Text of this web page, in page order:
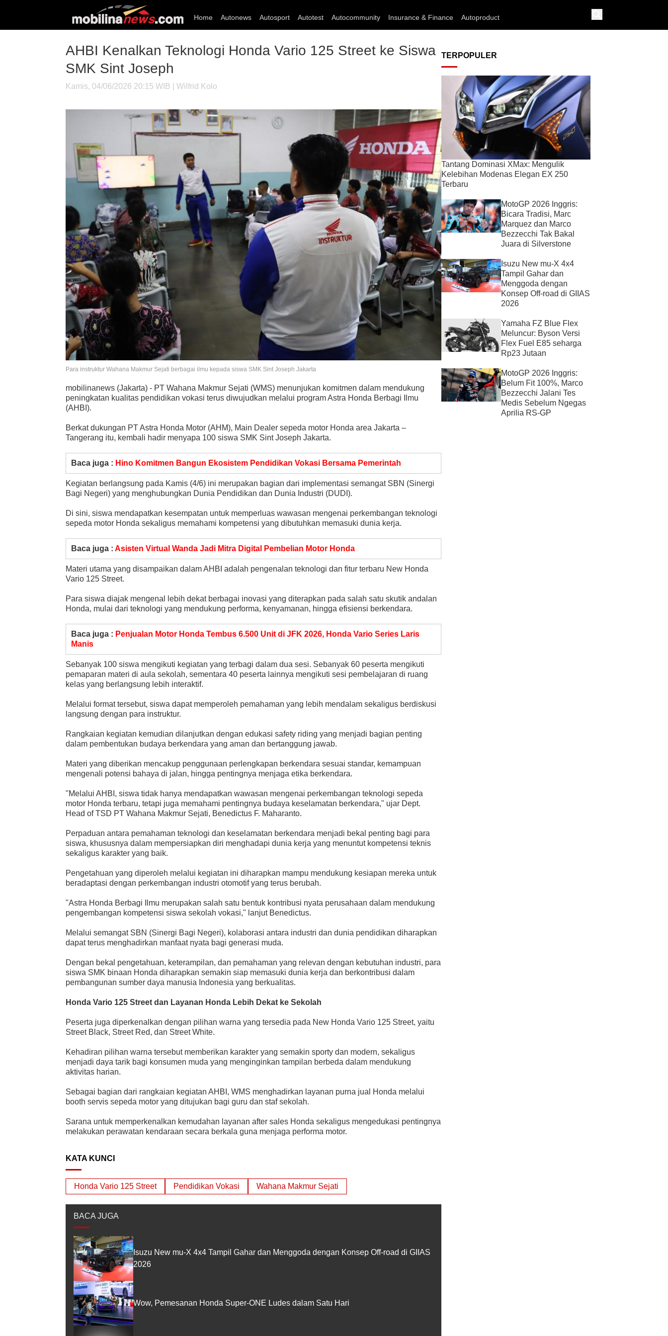
Home Autonews Autosport Autotest Autocommunity Insurance & Finance Autoproduct
AHBI Kenalkan Teknologi Honda Vario 125 Street ke Siswa
SMK Sint Joseph
Kamis, 04/06/2026 20:15 WIB | Wilfrid Kolo
Para instruktur Wahana Makmur Sejati berbagai ilmu kepada siswa SMK Sint Joseph Jakarta
mobilinanews (Jakarta) - PT Wahana Makmur Sejati (WMS) menunjukan komitmen dalam mendukung
peningkatan kualitas pendidikan vokasi terus diwujudkan melalui program Astra Honda Berbagi Ilmu
(AHBI).
Berkat dukungan PT Astra Honda Motor (AHM), Main Dealer sepeda motor Honda area Jakarta –
Tangerang itu, kembali hadir menyapa 100 siswa SMK Sint Joseph Jakarta.
Baca juga : Hino Komitmen Bangun Ekosistem Pendidikan Vokasi Bersama Pemerintah
Kegiatan berlangsung pada Kamis (4/6) ini merupakan bagian dari implementasi semangat SBN (Sinergi
Bagi Negeri) yang menghubungkan Dunia Pendidikan dan Dunia Industri (DUDI).
Di sini, siswa mendapatkan kesempatan untuk memperluas wawasan mengenai perkembangan teknologi
sepeda motor Honda sekaligus memahami kompetensi yang dibutuhkan memasuki dunia kerja.
Baca juga : Asisten Virtual Wanda Jadi Mitra Digital Pembelian Motor Honda
Materi utama yang disampaikan dalam AHBI adalah pengenalan teknologi dan fitur terbaru New Honda
Vario 125 Street.
Para siswa diajak mengenal lebih dekat berbagai inovasi yang diterapkan pada salah satu skutik andalan
Honda, mulai dari teknologi yang mendukung performa, kenyamanan, hingga efisiensi berkendara.
Baca juga : Penjualan Motor Honda Tembus 6.500 Unit di JFK 2026, Honda Vario Series Laris
Manis
Sebanyak 100 siswa mengikuti kegiatan yang terbagi dalam dua sesi. Sebanyak 60 peserta mengikuti
pemaparan materi di aula sekolah, sementara 40 peserta lainnya mengikuti sesi pembelajaran di ruang
kelas yang berlangsung lebih interaktif.
Melalui format tersebut, siswa dapat memperoleh pemahaman yang lebih mendalam sekaligus berdiskusi
langsung dengan para instruktur.
Rangkaian kegiatan kemudian dilanjutkan dengan edukasi safety riding yang menjadi bagian penting
dalam pembentukan budaya berkendara yang aman dan bertanggung jawab.
Materi yang diberikan mencakup penggunaan perlengkapan berkendara sesuai standar, kemampuan
mengenali potensi bahaya di jalan, hingga pentingnya menjaga etika berkendara.
"Melalui AHBI, siswa tidak hanya mendapatkan wawasan mengenai perkembangan teknologi sepeda
motor Honda terbaru, tetapi juga memahami pentingnya budaya keselamatan berkendara," ujar Dept.
Head of TSD PT Wahana Makmur Sejati, Benedictus F. Maharanto.
Perpaduan antara pemahaman teknologi dan keselamatan berkendara menjadi bekal penting bagi para
siswa, khususnya dalam mempersiapkan diri menghadapi dunia kerja yang menuntut kompetensi teknis
sekaligus karakter yang baik.
Pengetahuan yang diperoleh melalui kegiatan ini diharapkan mampu mendukung kesiapan mereka untuk
beradaptasi dengan perkembangan industri otomotif yang terus berubah.
"Astra Honda Berbagi Ilmu merupakan salah satu bentuk kontribusi nyata perusahaan dalam mendukung
pengembangan kompetensi siswa sekolah vokasi," lanjut Benedictus.
Melalui semangat SBN (Sinergi Bagi Negeri), kolaborasi antara industri dan dunia pendidikan diharapkan
dapat terus menghadirkan manfaat nyata bagi generasi muda.
Dengan bekal pengetahuan, keterampilan, dan pemahaman yang relevan dengan kebutuhan industri, para
siswa SMK binaan Honda diharapkan semakin siap memasuki dunia kerja dan berkontribusi dalam
pembangunan sumber daya manusia Indonesia yang berkualitas.
Honda Vario 125 Street dan Layanan Honda Lebih Dekat ke Sekolah
Peserta juga diperkenalkan dengan pilihan warna yang tersedia pada New Honda Vario 125 Street, yaitu
Street Black, Street Red, dan Street White.
Kehadiran pilihan warna tersebut memberikan karakter yang semakin sporty dan modern, sekaligus
menjadi daya tarik bagi konsumen muda yang menginginkan tampilan berbeda dalam mendukung
aktivitas harian.
Sebagai bagian dari rangkaian kegiatan AHBI, WMS menghadirkan layanan purna jual Honda melalui
booth servis sepeda motor yang ditujukan bagi guru dan staf sekolah.
Sarana untuk memperkenalkan kemudahan layanan after sales Honda sekaligus mengedukasi pentingnya
melakukan perawatan kendaraan secara berkala guna menjaga performa motor.
KATA KUNCI
Honda Vario 125 Street Pendidikan Vokasi Wahana Makmur Sejati
BACA JUGA
Isuzu New mu-X 4x4 Tampil Gahar dan Menggoda dengan Konsep Off-road di GIIAS
2026
Wow, Pemesanan Honda Super-ONE Ludes dalam Satu Hari
TERPOPULER
Tantang Dominasi XMax: Mengulik
Kelebihan Modenas Elegan EX 250
Terbaru
MotoGP 2026 Inggris:
Bicara Tradisi, Marc
Marquez dan Marco
Bezzecchi Tak Bakal
Juara di Silverstone
Isuzu New mu-X 4x4
Tampil Gahar dan
Menggoda dengan
Konsep Off-road di GIIAS
2026
Yamaha FZ Blue Flex
Meluncur: Byson Versi
Flex Fuel E85 seharga
Rp23 Jutaan
MotoGP 2026 Inggris:
Belum Fit 100%, Marco
Bezzecchi Jalani Tes
Medis Sebelum Ngegas
Aprilia RS-GP